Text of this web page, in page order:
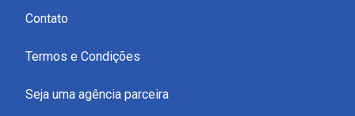
Contato
Termos e Condições
Seja uma agência parceira